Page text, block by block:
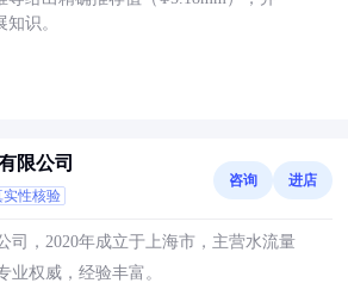
识。
限公司
实性核验
咨询 进店
司，2020年成立于上海市，主营水流量
业权威，经验丰富。